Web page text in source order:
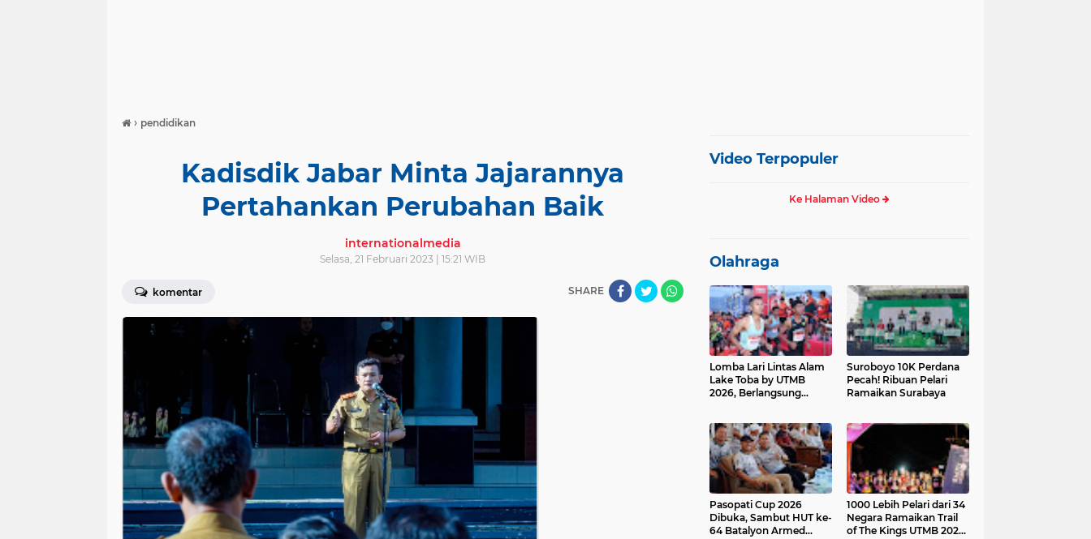
› pendidikan
Kadisdik Jabar Minta Jajarannya
Pertahankan Perubahan Baik
internationalmedia
Selasa, 21 Februari 2023 | 15:21 WIB
komentar SHARE
Video Terpopuler
Ke Halaman Video
Olahraga
Lomba Lari Lintas Alam
Lake Toba by UTMB
2026, Berlangsung
Suroboyo 10K Perdana
Pecah! Ribuan Pelari
Ramaikan Surabaya
Pasopati Cup 2026
Dibuka, Sambut HUT ke-
64 Batalyon Armed
1000 Lebih Pelari dari 34
Negara Ramaikan Trail
of The Kings UTMB 2026